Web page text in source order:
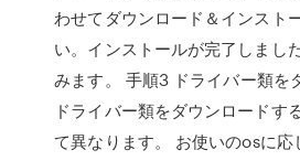
わせてダウンロード＆インスト
い。インストールが完了しまし
みます。 手順3 ドライバー類を
ドライバー類をダウンロードす
て異なります。 お使いのosに応